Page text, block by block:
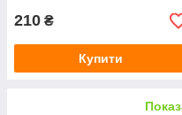
210 ₴
Купити